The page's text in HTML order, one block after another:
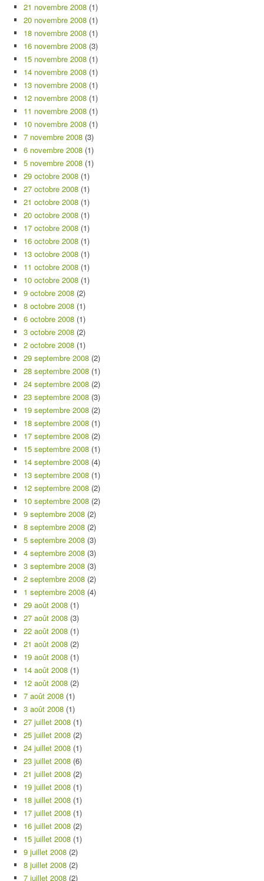
21 novembre 2008 (1)
20 novembre 2008 (1)
18 novembre 2008 (1)
16 novembre 2008 (3)
15 novembre 2008 (1)
14 novembre 2008 (1)
13 novembre 2008 (1)
12 novembre 2008 (1)
11 novembre 2008 (1)
10 novembre 2008 (1)
7 novembre 2008 (3)
6 novembre 2008 (1)
5 novembre 2008 (1)
29 octobre 2008 (1)
27 octobre 2008 (1)
21 octobre 2008 (1)
20 octobre 2008 (1)
17 octobre 2008 (1)
16 octobre 2008 (1)
13 octobre 2008 (1)
11 octobre 2008 (1)
10 octobre 2008 (1)
9 octobre 2008 (2)
8 octobre 2008 (1)
6 octobre 2008 (1)
3 octobre 2008 (2)
2 octobre 2008 (1)
29 septembre 2008 (2)
28 septembre 2008 (1)
24 septembre 2008 (2)
23 septembre 2008 (3)
19 septembre 2008 (2)
18 septembre 2008 (1)
17 septembre 2008 (2)
15 septembre 2008 (1)
14 septembre 2008 (4)
13 septembre 2008 (1)
12 septembre 2008 (2)
10 septembre 2008 (2)
9 septembre 2008 (2)
8 septembre 2008 (2)
5 septembre 2008 (3)
4 septembre 2008 (3)
3 septembre 2008 (3)
2 septembre 2008 (2)
1 septembre 2008 (4)
29 août 2008 (1)
27 août 2008 (3)
22 août 2008 (1)
21 août 2008 (2)
19 août 2008 (1)
14 août 2008 (1)
12 août 2008 (2)
7 août 2008 (1)
3 août 2008 (1)
27 juillet 2008 (1)
25 juillet 2008 (2)
24 juillet 2008 (1)
23 juillet 2008 (6)
21 juillet 2008 (2)
19 juillet 2008 (1)
18 juillet 2008 (1)
17 juillet 2008 (1)
16 juillet 2008 (2)
15 juillet 2008 (1)
9 juillet 2008 (2)
8 juillet 2008 (2)
7 juillet 2008 (2)